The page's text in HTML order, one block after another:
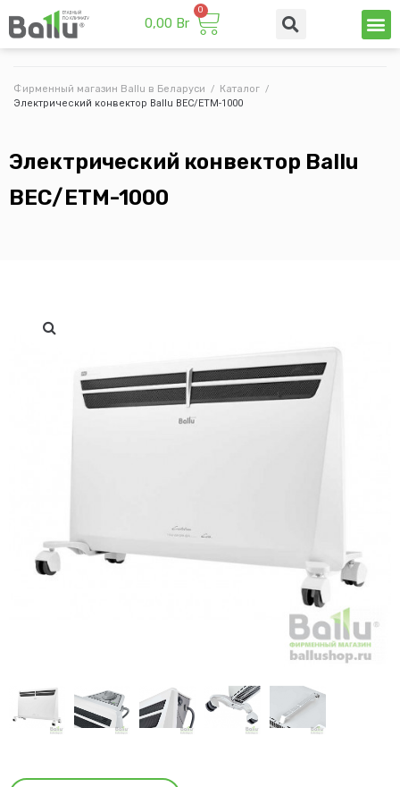
0,00 Br
Фирменный магазин Ballu в Беларуси / Каталог /
Электрический конвектор Ballu BEC/ETM-1000
Электрический конвектор Ballu
BEC/ETM-1000